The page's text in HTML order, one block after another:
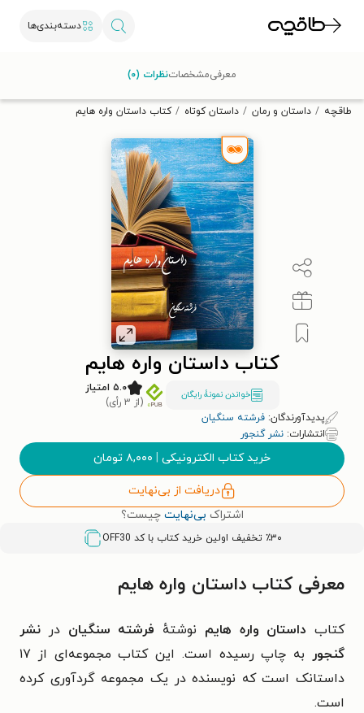
دسته‌بندی‌ها
تخفیف از طاقچه دریافت کن.
طاقچه داستان و رمان داستان کوتاه کتاب داستان واره هایم
کتاب داستان واره هایم
خواندن نمونۀ رایگان
۵.۰ امتیاز
(از ۳ رأی)
پدیدآورندگان: فرشته سنگیان
انتشارات: نشر گنجور
خرید کتاب الکترونیکی | ۸,۰۰۰ تومان
دریافت از بی‌نهایت
اشتراک بی‌نهایت چیست؟
٪۳۰ تخفیف اولین خرید کتاب با کد OFF30
معرفیمشخصاتنظرات (۰)
معرفی کتاب داستان واره هایم
کتاب داستان واره هایم نوشتهٔ فرشته سنگیان در نشر
گنجور به چاپ رسیده است.
این کتاب مجموعه‌ای از ۱۷
داستانک است که نویسنده در یک مجموعه گردآوری کرده
است.